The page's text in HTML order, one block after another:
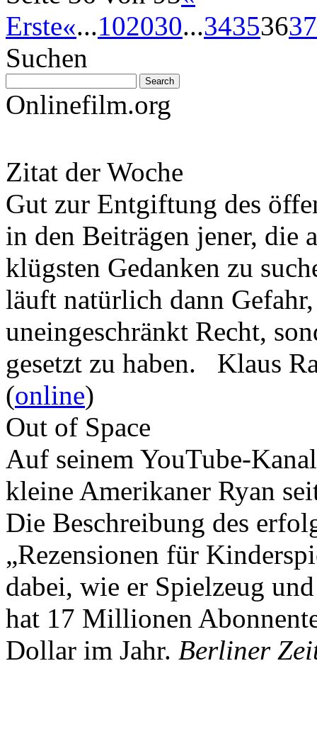
Erste«...102030...34353637
Suchen
Onlinefilm.org
Zitat der Woche
Gut zur Entgiftung des
in den Beiträgen jener, die
klügsten Gedanken zu
läuft natürlich dann
uneingeschränkt Recht,
gesetzt zu haben. Klaus
(online)
Out of Space
Auf seinem YouTube-
kleine Amerikaner Ryan
Die Beschreibung des
„Rezensionen für
dabei, wie er Spielzeug
hat 17 Millionen
Dollar im Jahr. Berliner